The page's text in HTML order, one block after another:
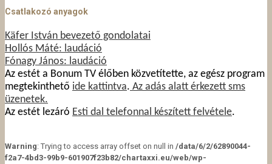
Csatlakozó anyagok
Käfer István bevezető gondolatai
Hollós Máté: laudáció
Fónagy János: laudáció
Az estét a Bonum TV élőben közvetítette, az egész program
megtekinthető ide kattintva. Az adás alatt érkezett sms
üzenetek.
Az estét lezáró Esti dal telefonnal készített felvétele.
Warning: Trying to access array offset on null in /data/6/2/62890044-
f2a7-4bd3-99b9-601907f23b82/chartaxxi.eu/web/wp-